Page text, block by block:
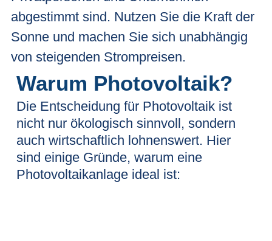
abgestimmt sind. Nutzen Sie die Kraft der
Sonne und machen Sie sich unabhängig
von steigenden Strompreisen.
Warum Photovoltaik?
Die Entscheidung für Photovoltaik ist
nicht nur ökologisch sinnvoll, sondern
auch wirtschaftlich lohnenswert. Hier
sind einige Gründe, warum eine
Photovoltaikanlage ideal ist: